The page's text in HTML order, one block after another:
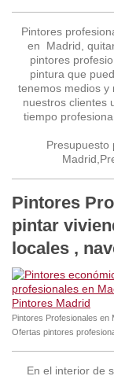
Pintores
en Madrid,
pintores
pintura que
tenemos medios y
nuestros clientes
tiempo
Presupuesto
Pintores
pintar
locales ,
Pintores Profesionales en
Ofertas pintores
En el interior de